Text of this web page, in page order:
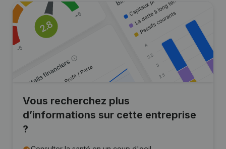
Vous recherchez plus
d’informations sur cette entreprise
?